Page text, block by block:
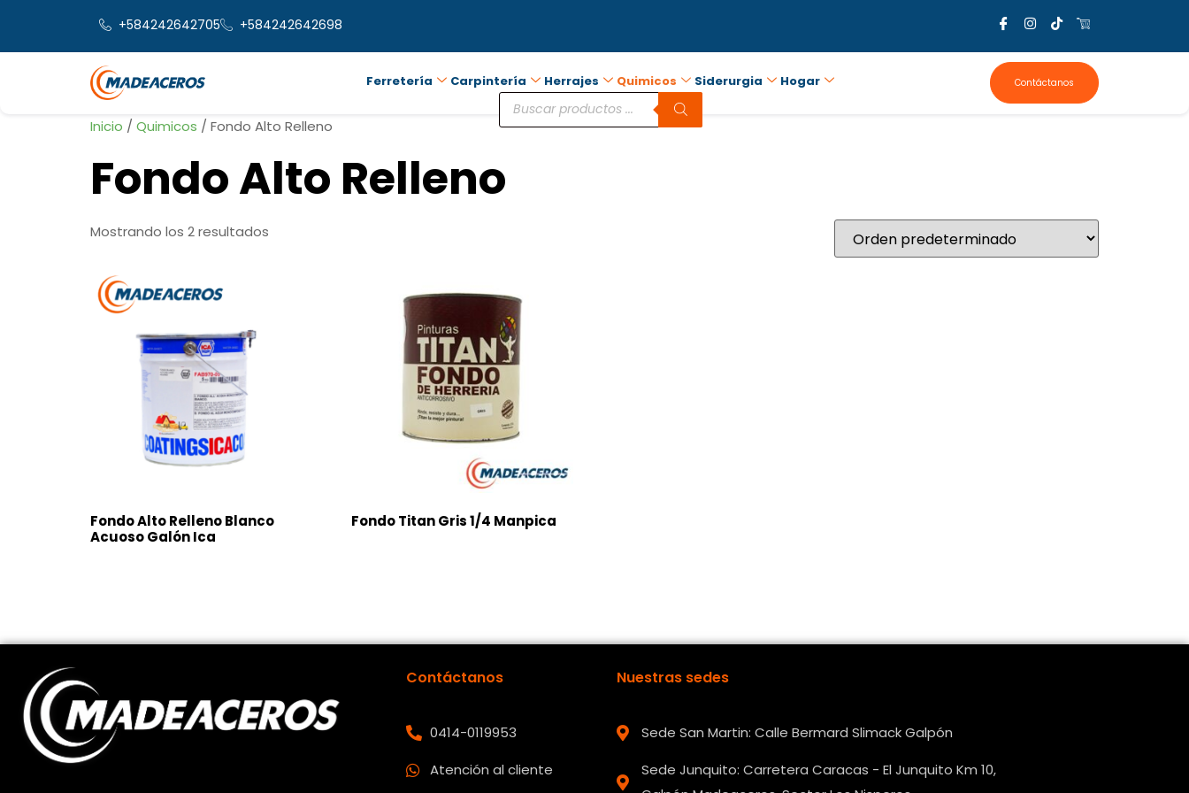
+584242642705 +584242642698
Ferretería Carpintería Herrajes Quimicos Siderurgia Hogar Contáctanos
Inicio / Quimicos / Fondo Alto Relleno
Fondo Alto Relleno
Mostrando los 2 resultados
Fondo Alto Relleno Blanco
Acuoso Galón Ica
Fondo Titan Gris 1/4 Manpica
Contáctanos
0414-0119953
Atención al cliente
Nuestras sedes
Sede San Martin: Calle Bermard Slimack Galpón
Sede Junquito: Carretera Caracas - El Junquito Km 10,